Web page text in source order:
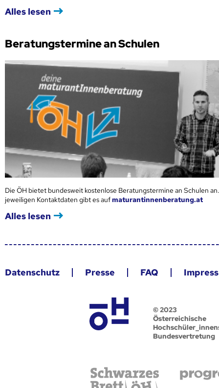
Alles lesen
Beratungstermine an Schulen
Die ÖH bietet bundesweit kostenlose Beratungstermine an Schulen
jeweiligen Kontaktdaten gibt es aufmaturantinnenberatung.at
Alles lesen
Datenschutz Presse FAQ
© 2023
Österreichische
Bundesvertretung